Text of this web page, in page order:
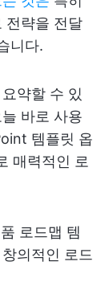
전략을 전달
니다.
약할 수 있
바로 사용
템플릿 옵
매력적인 로
로드맵 템
의적인 로드